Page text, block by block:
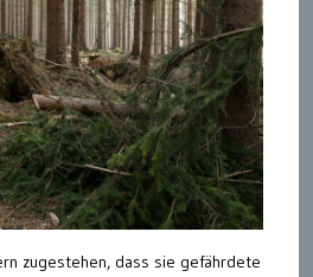
zugestehen, dass sie gefährdete